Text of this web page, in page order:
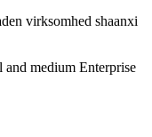
virksomhed shaanxi
and medium Enterprise